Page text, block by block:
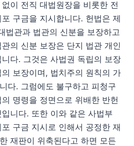
이 전직 대법원장을 비롯한 전
구금을 지시합니다. 헌법은 제
법관과 법관의 신분을 보장하고
의 신분 보장은 단지 법관 개인
다. 그것은 사법권 독립의 보장
보장이며, 법치주의 원칙의 가
다. 그럼에도 불구하고 피청구
명령을 정면으로 위배한 반헌
니다. 또한 이와 같은 사법부
구금 지시로 인해서 공정한 재
재판이 위축된다고 하면 모든